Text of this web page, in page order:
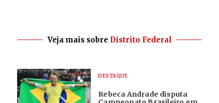
Veja mais sobre Distrito Federal
DESTAQUE
Rebeca Andrade disputa